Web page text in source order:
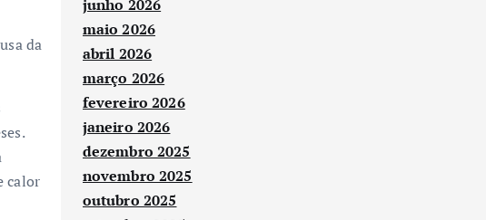
da
calor
junho 2026
maio 2026
abril 2026
março 2026
fevereiro 2026
janeiro 2026
dezembro 2025
novembro 2025
outubro 2025